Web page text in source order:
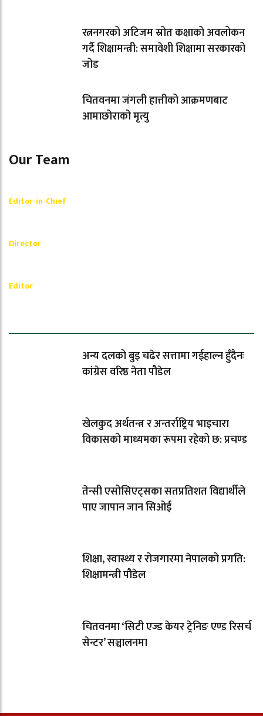
रत्ननगरको अटिजम स्रोत कक्षाको अवलोकन
गर्दै शिक्षामन्त्री: समावेशी शिक्षामा सरकारको
जोड
चितवनमा जंगली हात्तीको आक्रमणबाट
आमाछोराको मृत्यु
Our Team
Editor-in-Chief
Director
Editor
अन्य दलको बुइ चढेर सत्तामा गईहाल्न हुँदैनः
कांग्रेस वरिष्ठ नेता पौडेल
खेलकुद अर्थतन्त्र र अन्तर्राष्ट्रिय भाइचारा
विकासको माध्यमका रूपमा रहेको छ: प्रचण्ड
तेन्सी एसोसिएट्सका सतप्रतिशत विद्यार्थीले
पाए जापान जान सिओई
शिक्षा, स्वास्थ्य र रोजगारमा नेपालको प्रगति:
शिक्षामन्त्री पौडेल
चितवनमा ‘सिटी एज्ड केयर ट्रेनिङ एण्ड रिसर्च
सेन्टर’ सञ्चालनमा